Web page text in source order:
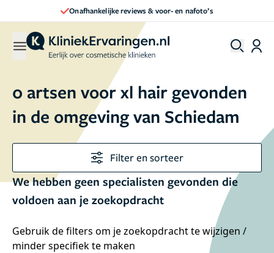
Onafhankelijke reviews & voor- en nafoto’s
0 artsen voor xl hair gevonden
in de omgeving van Schiedam
Filter en sorteer
We hebben geen specialisten gevonden die
voldoen aan je zoekopdracht
Gebruik de filters om je zoekopdracht te wijzigen /
minder specifiek te maken